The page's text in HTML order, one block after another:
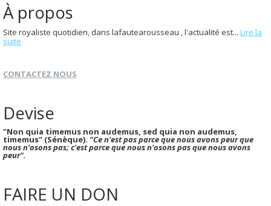
À propos
Site royaliste quotidien, dans lafautearousseau , l'actualité est... Lire la
suite
CONTACTEZ NOUS
Devise
"Non quia timemus non audemus, sed quia non audemus,
timemus" (Sénèque). "Ce n'est pas parce que nous avons peur que
nous n'osons pas; c'est parce que nous n'osons pas que nous avons
peur".
FAIRE UN DON